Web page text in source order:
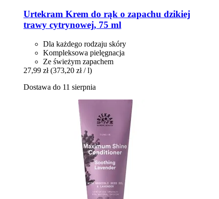
Urtekram Krem do rąk o zapachu dzikiej
trawy cytrynowej, 75 ml
Dla każdego rodzaju skóry
Kompleksowa pielęgnacja
Ze świeżym zapachem
27,99 zł (373,20 zł / l)
Dostawa do 11 sierpnia